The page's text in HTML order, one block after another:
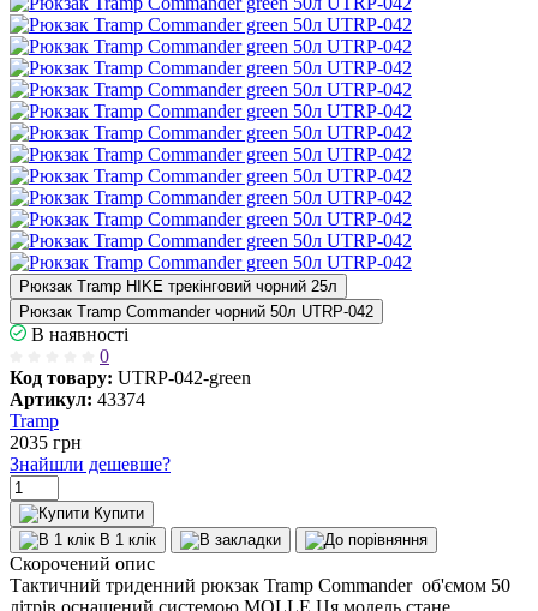
Рюкзак Tramp HIKE трекінговий чорний 25л
Рюкзак Tramp Commander чорний 50л UTRP-042
В наявності
0
Код товару: UTRP-042-green
Артикул: 43374
Tramp
2035 грн
Знайшли дешевше?
Купити
В 1 клік
Скорочений опис
Тактичний триденний рюкзак Tramp Commander об'ємом 50
літрів оснащений системою MOLLE.Ця модель стане